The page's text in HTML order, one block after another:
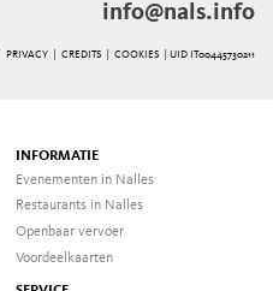
info@nals.info
PRIVACY| CREDITS| COOKIES | UID IT00445730211
INFORMATIE
Evenementen in Nalles
Restaurants in Nalles
Openbaar vervoer
Voordeelkaarten